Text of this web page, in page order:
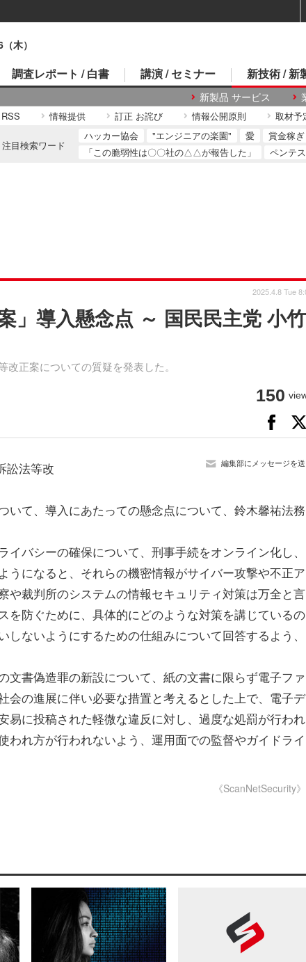
木）
調査レポート / 白書 講演 / セミナー 新技術 / 新
新製品 サービス
RSS 情報提供 訂正 お詫び 情報公開原則 取材予
注目検索ワード
ハッカー協会 "エンジニアの楽園" 愛 賞金稼ぎ
「この脆弱性は〇〇社の△△が報告した」
ペンテ
」導入懸念点 ～ 国民民主党 小竹
正案についての質疑を発表した。
2025.4.8 Tue
150
編集部にメッセージを
訟法等改
て、導入にあたっての懸念点について、鈴木馨祐法務
バシーの確保について、刑事手続をオンライン化し、
になると、それらの機密情報がサイバー攻撃や不正ア
や裁判所のシステムの情報セキュリティ対策は万全と言
を防ぐために、具体的にどのような対策を講じているの
ないようにするための仕組みについて回答するよう、
書偽造罪の新設について、紙の文書に限らず電子ファ
会の進展に伴い必要な措置と考えるとした上で、電子デ
易に投稿された軽微な違反に対し、過度な処罰が行われ
れ方が行われないよう、運用面での監督やガイドライ
《ScanNetSecurity》